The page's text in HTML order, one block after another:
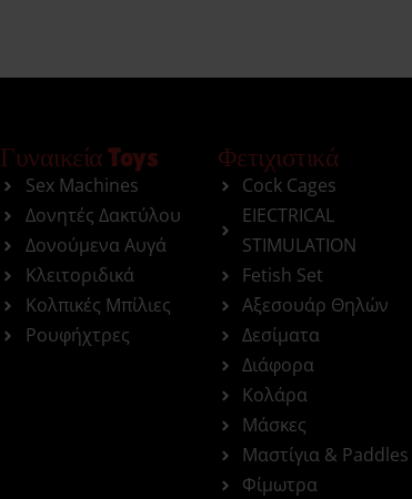
Γυναικεία Toys
Sex Machines
Δονητές Δακτύλου
Δονούμενα Αυγά
Κλειτοριδικά
Κολπικές Μπίλιες
Ρουφήχτρες
Φετιχιστικά
Cock Cages
EIECTRICAL
STIMULATION
Fetish Set
Αξεσουάρ Θηλών
Δεσίματα
Διάφορα
Κολάρα
Μάσκες
Μαστίγια & Paddles
Φίμωτρα